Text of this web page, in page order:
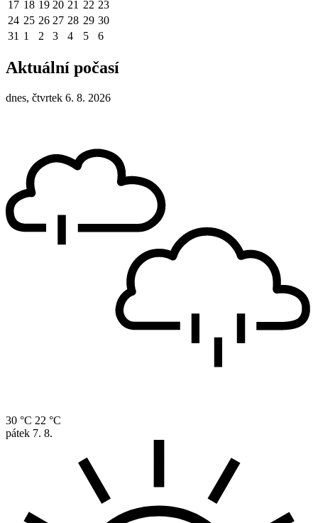
17 18 19 20 21 22 23
24 25 26 27 28 29 30
31 1 2 3 4 5 6
Aktuální počasí
dnes, čtvrtek 6. 8. 2026
30 °C 22 °C
pátek 7. 8.